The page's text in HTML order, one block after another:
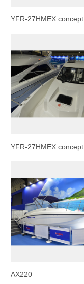
YFR-27HMEX concept
YFR-27HMEX concept
AX220